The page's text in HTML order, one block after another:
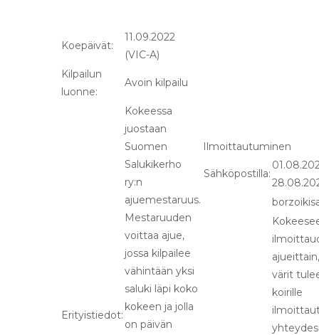
Koepäivät:
11.09.2022
(VIC-A)
Kilpailun
luonne:
Avoin kilpailu
Erityistiedot:
Kokeessa
juostaan
Suomen
Salukikerho
ry:n
ajuemestaruus.
Mestaruuden
voittaa ajue,
jossa kilpailee
vähintään yksi
saluki läpi koko
kokeen ja jolla
on päivän
Ilmoittautuminen
Sähköpostilla:
värit
koirille